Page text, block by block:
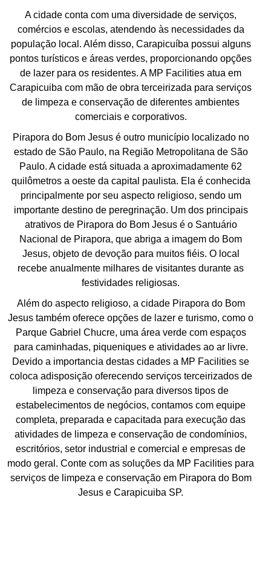
A cidade conta com uma diversidade de serviços,
comércios e escolas, atendendo às necessidades da
população local. Além disso, Carapicuíba possui alguns
pontos turísticos e áreas verdes, proporcionando opções
de lazer para os residentes. A MP Facilities atua em
Carapicuiba com mão de obra terceirizada para serviços
de limpeza e conservação de diferentes ambientes
comerciais e corporativos.
Pirapora do Bom Jesus é outro município localizado no
estado de São Paulo, na Região Metropolitana de São
Paulo. A cidade está situada a aproximadamente 62
quilômetros a oeste da capital paulista. Ela é conhecida
principalmente por seu aspecto religioso, sendo um
importante destino de peregrinação. Um dos principais
atrativos de Pirapora do Bom Jesus é o Santuário
Nacional de Pirapora, que abriga a imagem do Bom
Jesus, objeto de devoção para muitos fiéis. O local
recebe anualmente milhares de visitantes durante as
festividades religiosas.
Além do aspecto religioso, a cidade Pirapora do Bom
Jesus também oferece opções de lazer e turismo, como o
Parque Gabriel Chucre, uma área verde com espaços
para caminhadas, piqueniques e atividades ao ar livre.
Devido a importancia destas cidades a MP Facilities se
coloca adisposição oferecendo serviços terceirizados de
limpeza e conservação para diversos tipos de
estabelecimentos de negócios, contamos com equipe
completa, preparada e capacitada para execução das
atividades de limpeza e conservação de condomínios,
escritórios, setor industrial e comercial e empresas de
modo geral. Conte com as soluções da MP Facilities para
serviços de limpeza e conservação em Pirapora do Bom
Jesus e Carapicuiba SP.